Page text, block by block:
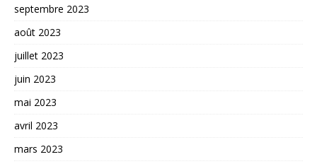
septembre 2023
août 2023
juillet 2023
juin 2023
mai 2023
avril 2023
mars 2023